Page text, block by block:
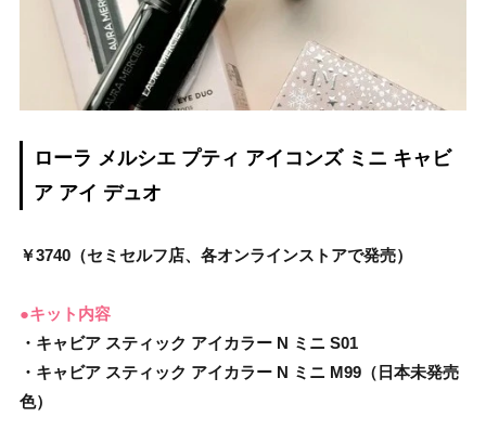
ローラ メルシエ プティ アイコンズ ミニ キャビ
ア アイ デュオ
￥3740（セミセルフ店、各オンラインストアで発売）
●キット内容
・キャビア スティック アイカラー N ミニ S01
・キャビア スティック アイカラー N ミニ M99（日本未発売
色）